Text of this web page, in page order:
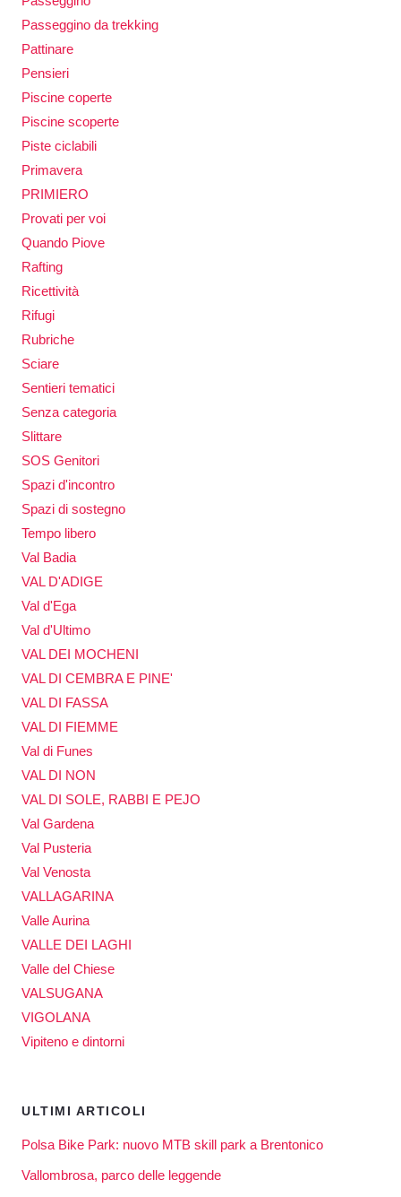
Passeggino da trekking
Pattinare
Pensieri
Piscine coperte
Piscine scoperte
Piste ciclabili
Primavera
PRIMIERO
Provati per voi
Quando Piove
Rafting
Ricettività
Rifugi
Rubriche
Sciare
Sentieri tematici
Senza categoria
Slittare
SOS Genitori
Spazi d'incontro
Spazi di sostegno
Tempo libero
Val Badia
VAL D'ADIGE
Val d'Ega
Val d'Ultimo
VAL DEI MOCHENI
VAL DI CEMBRA E PINE'
VAL DI FASSA
VAL DI FIEMME
Val di Funes
VAL DI NON
VAL DI SOLE, RABBI E PEJO
Val Gardena
Val Pusteria
Val Venosta
VALLAGARINA
Valle Aurina
VALLE DEI LAGHI
Valle del Chiese
VALSUGANA
VIGOLANA
Vipiteno e dintorni
ULTIMI ARTICOLI
Polsa Bike Park: nuovo MTB skill park a Brentonico
Vallombrosa, parco delle leggende